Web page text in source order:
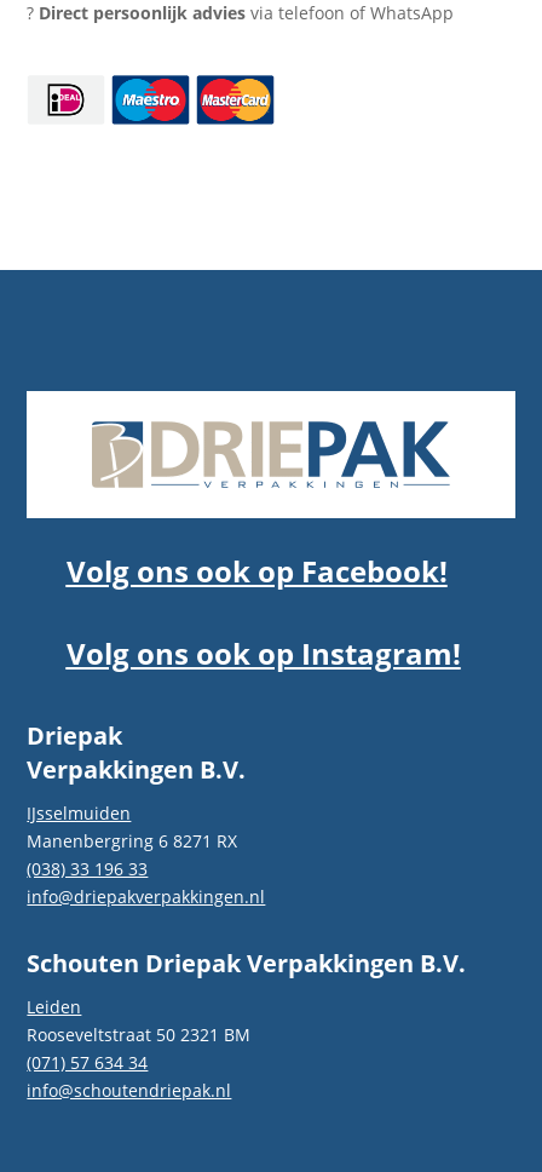
? Direct persoonlijk advies via telefoon of WhatsApp
Volg ons ook op Facebook!
Volg ons ook op Instagram!
Driepak
Verpakkingen B.V.
IJsselmuiden
Manenbergring 6 8271 RX
(038) 33 196 33
info@driepakverpakkingen.nl
Schouten Driepak Verpakkingen B.V.
Leiden
Rooseveltstraat 50 2321 BM
(071) 57 634 34
info@schoutendriepak.nl